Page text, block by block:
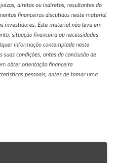
diretos ou indiretos, resultantes do
financeiros discutidos neste material
investidores. Este material não leva em
situação financeira ou necessidades
informação contemplada neste
condições, antes da conclusão de
obter orientação financeira
pessoais, antes de tomar uma